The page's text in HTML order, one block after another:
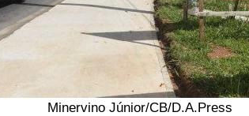
Minervino Júnior/CB/D.A.Press